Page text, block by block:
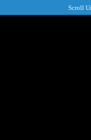
ke
Scroll